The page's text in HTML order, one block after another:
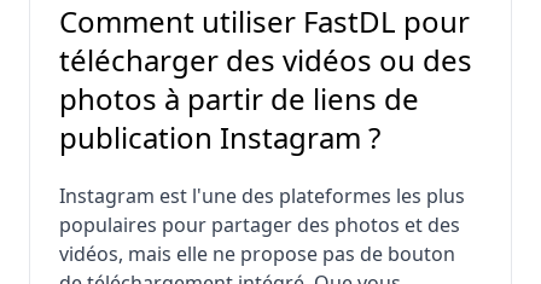
Comment utiliser FastDL pour
télécharger des vidéos ou des
photos à partir de liens de
publication Instagram ?
Instagram est l'une des plateformes les plus
populaires pour partager des photos et des
vidéos, mais elle ne propose pas de bouton